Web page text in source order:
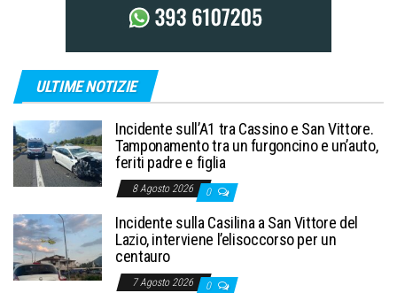
ULTIME NOTIZIE
Incidente sull’A1 tra Cassino e San Vittore.
Tamponamento tra un furgoncino e un’auto,
feriti padre e figlia
8 Agosto 2026 0
Incidente sulla Casilina a San Vittore del
Lazio, interviene l’elisoccorso per un
centauro
7 Agosto 2026 0